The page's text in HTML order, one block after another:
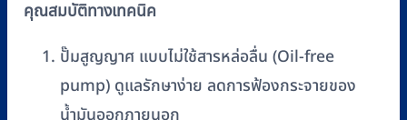
คุณสมบัติทางเทคนิค
ปั๊มสูญญาศ แบบไม่ใช้สารหล่อลื่น (Oil-free
pump) ดูแลรักษาง่าย ลดการฟ้องกระจายของ
น้ำมันออกภายนอก